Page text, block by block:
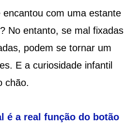
encantou com uma estante
No entanto, se mal fixadas
podem se tornar um
E a curiosidade infantil
chão.
é a real função do botão